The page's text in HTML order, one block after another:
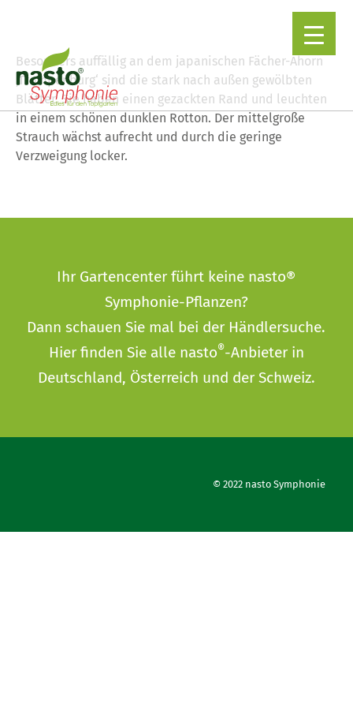
▼
Besonders auffällig an dem japanischen Fächer-Ahorn
‚Trompenburg‘ sind die stark nach außen gewölbten
Blätter. Sie haben einen gezackten Rand und leuchten
in einem schönen dunklen Rotton. Der mittelgroße
Strauch wächst aufrecht und durch die geringe
Verzweigung locker.
Ihr Gartencenter führt keine nasto®
Symphonie-Pflanzen?
Dann schauen Sie mal bei der Händlersuche.
Hier finden Sie alle nasto®-Anbieter in
Deutschland, Österreich und der Schweiz.
© 2022 nasto Symphonie